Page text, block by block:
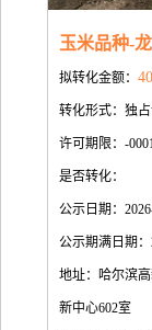
玉米品种-
拟转化金额：40
转化形式：独占
许可期限：-
是否转化：
公示日期：
公示期满日期：
地址：哈尔滨
新中心602室